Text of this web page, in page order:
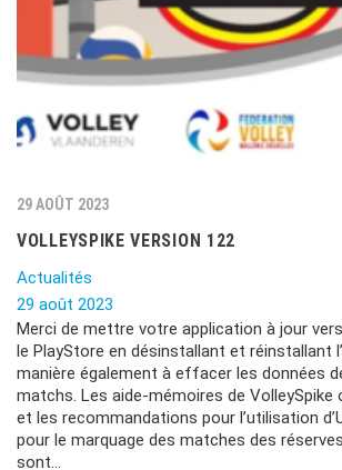
29 AOÛT 2023
VOLLEYSPIKE VERSION 122
Actualités
29 août 2023
Merci de mettre votre application à jour
le PlayStore en désinstallant et réinstallant
manière également à effacer les données
matchs. Les aide-mémoires de VolleySpike
et les recommandations pour l’utilisation
pour le marquage des matches des
sont…